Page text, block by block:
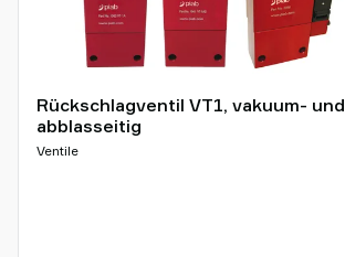
Rückschlagventil VT1, vakuum- und
abblasseitig
Ventile